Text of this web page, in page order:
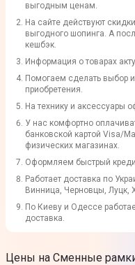
выгодным ценам.
На сайте действуют
выгодного шопинга. А
кешбэк.
Информация о товарах
Помогаем сделать выбор
приобретения.
На технику и аксессуары
У нас комфортно
банковской картой Visa/
физических магазинах.
Оформляем быстрый
Работает доставка по
Винница, Черновцы, Луцк,
По Киеву и Одессе
доставка.
Цены на Сменные